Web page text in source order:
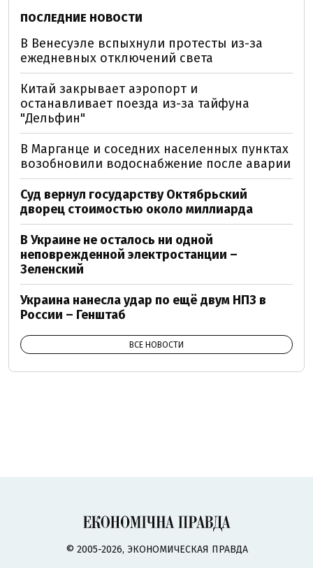
ПОСЛЕДНИЕ НОВОСТИ
В Венесуэле вспыхнули протесты из-за
ежедневных отключений света
Китай закрывает аэропорт и
останавливает поезда из-за тайфуна
"Дельфин"
В Марганце и соседних населенных пунктах
возобновили водоснабжение после аварии
Суд вернул государству Октябрьский
дворец стоимостью около миллиарда
В Украине не осталось ни одной
неповрежденной электростанции –
Зеленский
Украина нанесла удар по ещё двум НПЗ в
России – Генштаб
ВСЕ НОВОСТИ
© 2005-2026, ЭКОНОМИЧЕСКАЯ ПРАВДА